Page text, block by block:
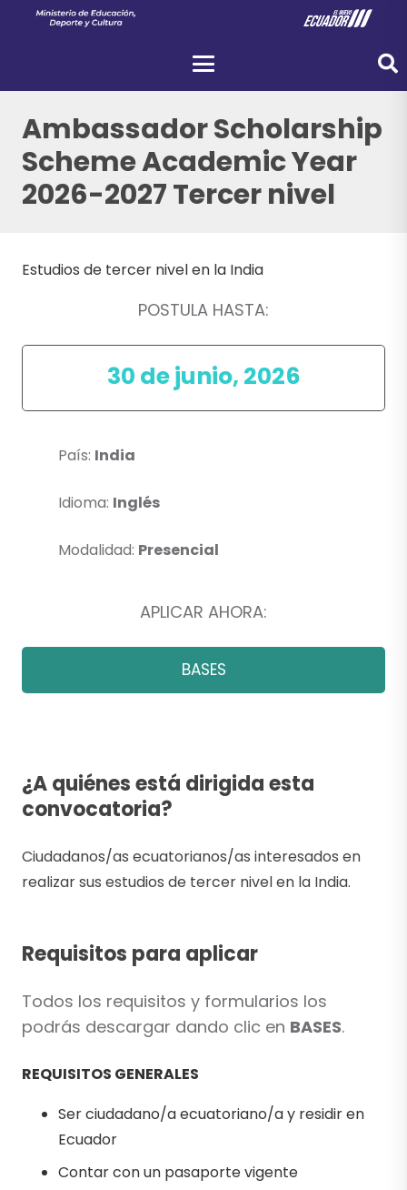
Ambassador Scholarship
Scheme Academic Year
2026-2027 Tercer nivel
Estudios de tercer nivel en la India
POSTULA HASTA:
30 de junio, 2026
País: India
Idioma: Inglés
Modalidad: Presencial
APLICAR AHORA:
BASES
¿A quiénes está dirigida esta
convocatoria?
Ciudadanos/as ecuatorianos/as interesados en
realizar sus estudios de tercer nivel en la India.
Requisitos para aplicar
Todos los requisitos y formularios los
podrás descargar dando clic en BASES.
REQUISITOS GENERALES
Ser ciudadano/a ecuatoriano/a y residir en
Ecuador
Contar con un pasaporte vigente